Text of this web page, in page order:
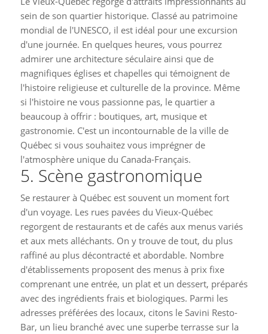
sein de son quartier historique. Classé au patrimoine
mondial de l'UNESCO, il est idéal pour une excursion
d'une journée. En quelques heures, vous pourrez
admirer une architecture séculaire ainsi que de
magnifiques églises et chapelles qui témoignent de
l'histoire religieuse et culturelle de la province. Même
si l'histoire ne vous passionne pas, le quartier a
beaucoup à offrir : boutiques, art, musique et
gastronomie. C'est un incontournable de la ville de
Québec si vous souhaitez vous imprégner de
l'atmosphère unique du Canada-Français.
5. Scène gastronomique
Se restaurer à Québec est souvent un moment fort
d'un voyage. Les rues pavées du Vieux-Québec
regorgent de restaurants et de cafés aux menus variés
et aux mets alléchants. On y trouve de tout, du plus
raffiné au plus décontracté et abordable. Nombre
d'établissements proposent des menus à prix fixe
comprenant une entrée, un plat et un dessert, préparés
avec des ingrédients frais et biologiques. Parmi les
adresses préférées des locaux, citons le Savini Resto-
Bar, un lieu branché avec une superbe terrasse sur la